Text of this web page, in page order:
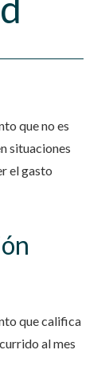
que no es
situaciones
el gasto
que califica
al mes